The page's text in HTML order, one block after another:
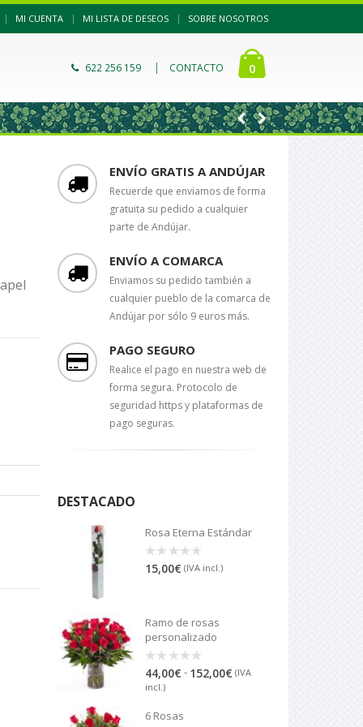
| MI CUENTA MI LISTA DE DESEOS SOBRE NOSOTROS
622 256 159 | CONTACTO 0
ENVÍO GRATIS A ANDÚJAR
Recuerde que enviamos de forma
gratuita su pedido a cualquier
parte de Andújar.
ENVÍO A COMARCA
Enviamos su pedido también a
cualquier pueblo de la comarca de
Andújar por sólo 9 euros más.
PAGO SEGURO
Realice el pago en nuestra web de
forma segura. Protocolo de
seguridad https y plataformas de
pago seguras.
DESTACADO
Rosa Eterna Estándar
0
out
15,00€ (IVA incl.)
Ramo de rosas
personalizado
0
out
of
44,00€ - 152,00€ Rango
(IVA
incl.)
6 Rosas